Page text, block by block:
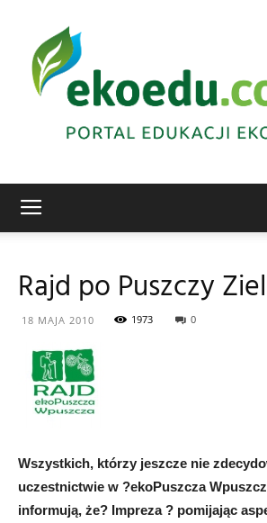
ekologiczna
Rajd po Puszczy
18 MAJA 2010 1973 0
Wszystkich, którzy jeszcze nie
uczestnictwie w ?ekoPuszcza
informują, że? Impreza ? pomijając